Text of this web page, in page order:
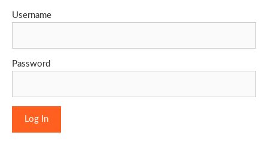
Username
Password